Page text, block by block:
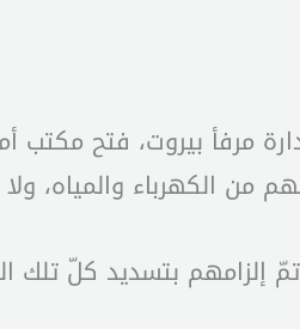
مرفأ بيروت، فتح
الكهرباء والمياه،